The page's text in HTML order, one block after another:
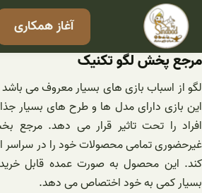
رفتن
محتوا
آغاز همکاری
مرجع پخش لگو تکنیک
لگو از اسباب بازی های بسیار معروف می
این بازی دارای مدل ها و طرح های بسیار
افراد را تحت تاثیر قرار می دهد.
غیرحضوری تمامی محصولات خود را در
کند. این محصول به صورت عمده قابل
بسیار کمی به خود اختصاص می ‌دهد.